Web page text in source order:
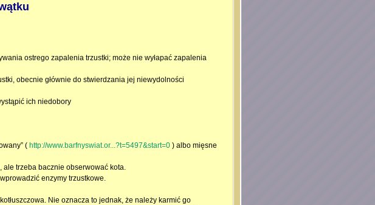
ostrego zapalenia trzustki; może nie wyłapać zapalenia
obecnie głównie do stwierdzania jej niewydolności
ich niedobory
( http://www.barfnyswiat.or...?t=5497&start=0 ) albo mięsne
ale trzeba bacznie obserwować kota.
enzymy trzustkowe.
Nie oznacza to jednak, że należy karmić go